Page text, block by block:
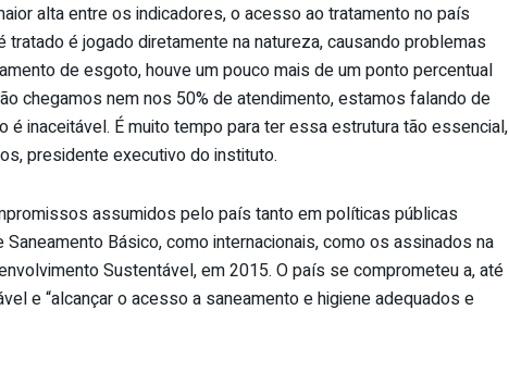
alta entre os indicadores, o acesso ao tratamento no país
tratado é jogado diretamente na natureza, causando problemas
de esgoto, houve um pouco mais de um ponto percentual
chegamos nem nos 50% de atendimento, estamos falando de
é inaceitável. É muito tempo para ter essa estrutura tão essencial,
presidente executivo do instituto.
assumidos pelo país tanto em políticas públicas
Básico, como internacionais, como os assinados na
Sustentável, em 2015. O país se comprometeu a, até
e “alcançar o acesso a saneamento e higiene adequados e